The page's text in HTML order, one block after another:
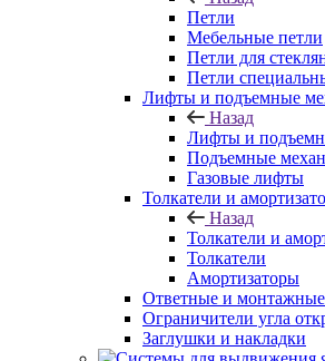
Петли
Мебельные петли
Петли для
Петли
Лифты и подъемные
Назад
Лифты и
Подъемные
Газовые лифты
Толкатели и
Назад
Толкатели и
Толкатели
Амортизаторы
Ответные и
Ограничители угла
Заглушки и накладки